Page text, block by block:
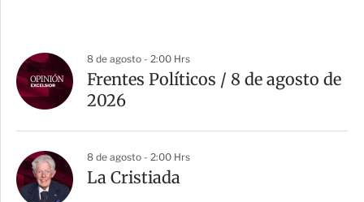
8 de agosto - 2:00 Hrs
Frentes Políticos / 8 de agosto de
2026
8 de agosto - 2:00 Hrs
La Cristiada